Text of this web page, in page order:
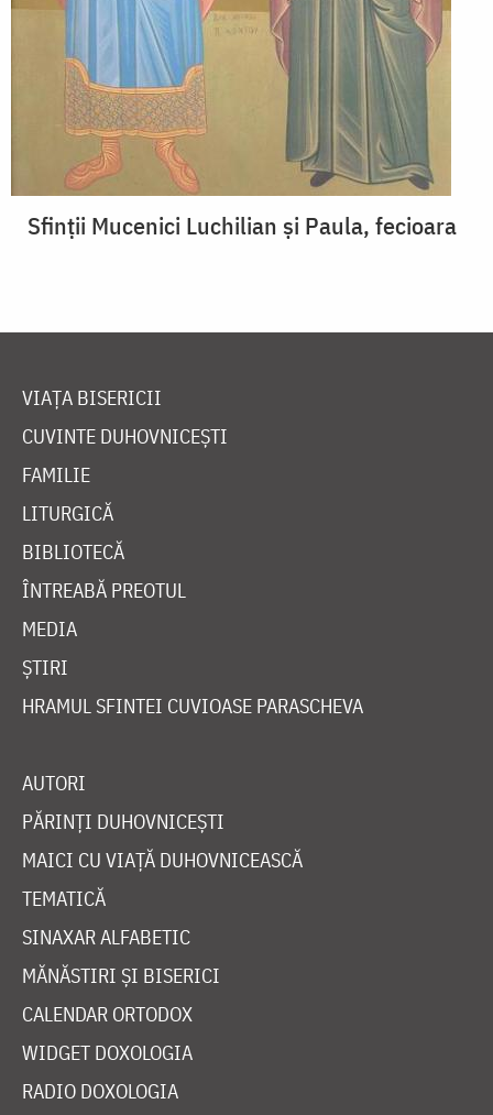
Sfinții Mucenici Luchilian și Paula, fecioara
VIAȚA BISERICII
CUVINTE DUHOVNICEȘTI
FAMILIE
LITURGICĂ
BIBLIOTECĂ
ÎNTREABĂ PREOTUL
MEDIA
ȘTIRI
HRAMUL SFINTEI CUVIOASE PARASCHEVA
AUTORI
PĂRINȚI DUHOVNICEȘTI
MAICI CU VIAȚĂ DUHOVNICEASCĂ
TEMATICĂ
SINAXAR ALFABETIC
MĂNĂSTIRI ȘI BISERICI
CALENDAR ORTODOX
WIDGET DOXOLOGIA
RADIO DOXOLOGIA